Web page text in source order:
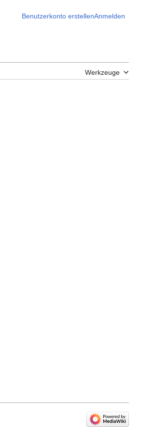
Benutzerkonto erstellenAnmelden
Werkzeuge